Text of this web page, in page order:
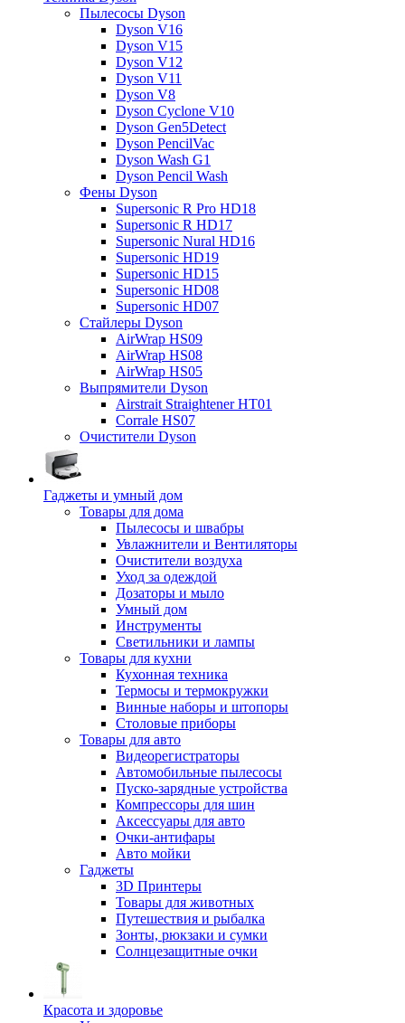
Пылесосы Dyson
Dyson V16
Dyson V15
Dyson V12
Dyson V11
Dyson V8
Dyson Cyclone V10
Dyson Gen5Detect
Dyson PencilVac
Dyson Wash G1
Dyson Pencil Wash
Фены Dyson
Supersonic R Pro HD18
Supersonic R HD17
Supersonic Nural HD16
Supersonic HD19
Supersonic HD15
Supersonic HD08
Supersonic HD07
Стайлеры Dyson
AirWrap HS09
AirWrap HS08
AirWrap HS05
Выпрямители Dyson
Airstrait Straightener HT01
Corrale HS07
Очистители Dyson
Гаджеты и умный дом
Товары для дома
Пылесосы и швабры
Увлажнители и Вентиляторы
Очистители воздуха
Уход за одеждой
Дозаторы и мыло
Умный дом
Инструменты
Светильники и лампы
Товары для кухни
Кухонная техника
Термосы и термокружки
Винные наборы и штопоры
Столовые приборы
Товары для авто
Видеорегистраторы
Автомобильные пылесосы
Пуско-зарядные устройства
Компрессоры для шин
Аксессуары для авто
Очки-антифары
Авто мойки
Гаджеты
3D Принтеры
Товары для животных
Путешествия и рыбалка
Зонты, рюкзаки и сумки
Солнцезащитные очки
Красота и здоровье